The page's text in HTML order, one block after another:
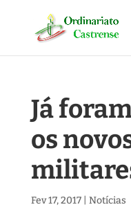
Já
os
Fev 17, 2017| Notícias